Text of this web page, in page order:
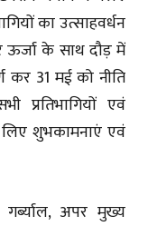
का उत्साहवर्धन
के साथ दौड़ में
कर 31 मई को नीति
प्रतिभागियों एवं
शुभकामनाएं एवं
अपर मुख्य